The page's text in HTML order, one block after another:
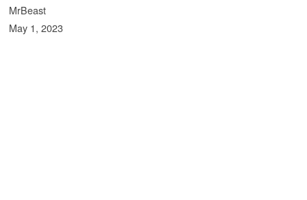
MrBeast
May 1, 2023